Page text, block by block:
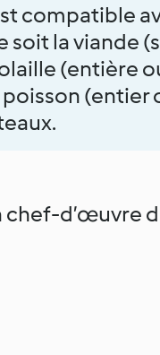
compatible
soit la viande
(entière
(entier
chef-d’œuvre